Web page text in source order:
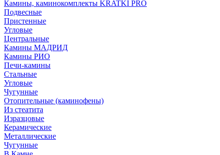
Камины, каминокомплекты KRATKI PRO
Подвесные
Пристенные
Угловые
Центральные
Камины МАДРИД
Камины РИО
Печи-камины
Стальные
Угловые
Чугунные
Отопительные (каминофены)
Из стеатита
Изразцовые
Керамические
Металлические
Чугунные